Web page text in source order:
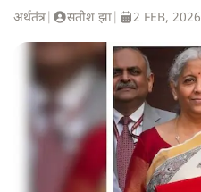
अर्थतंत्र सतीश झा 2 FEB, 2026